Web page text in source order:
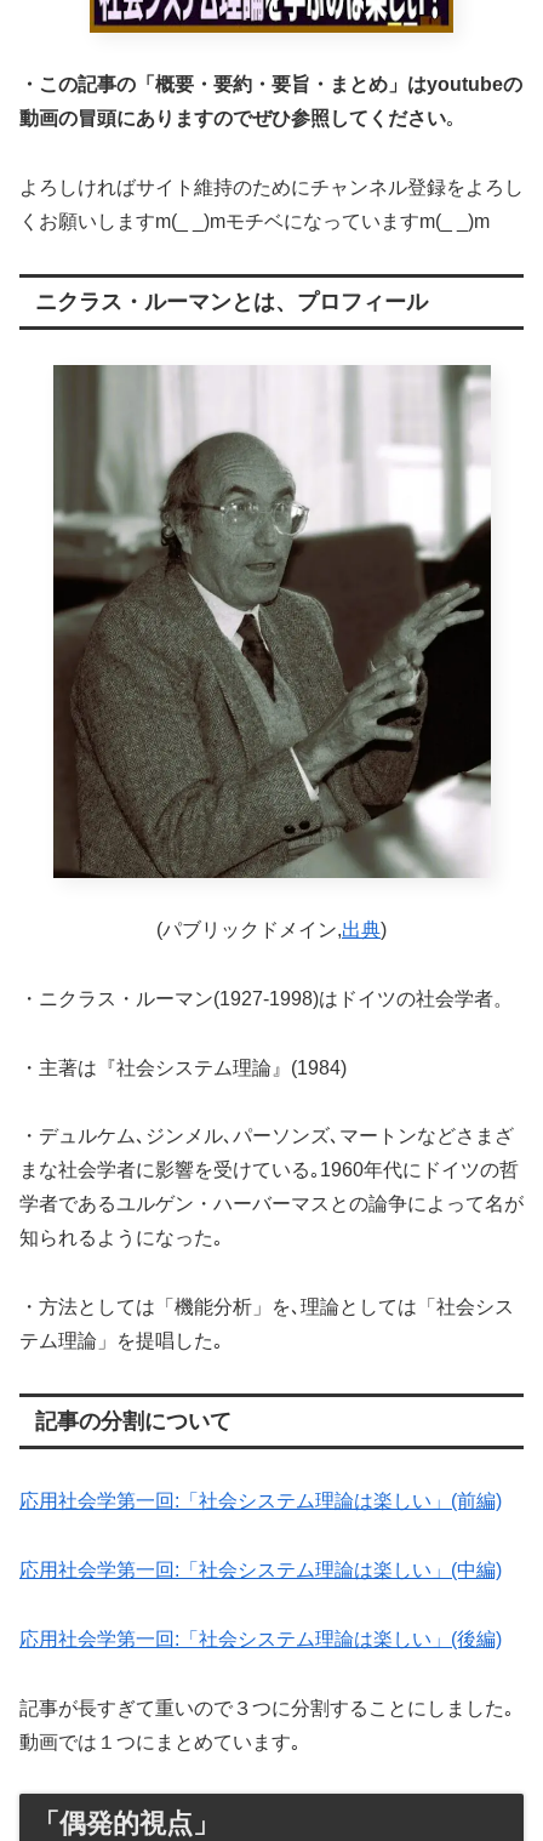
・この記事の「概要・要約・要旨・まとめ」はyoutubeの
動画の冒頭にありますのでぜひ参照してください｡
よろしければサイト維持のためにチャンネル登録をよろし
くお願いしますm(_ _)mモチベになっていますm(_ _)m
ニクラス・ルーマンとは、プロフィール
(パブリックドメイン,出典)
・ニクラス・ルーマン(1927-1998)はドイツの社会学者。
・主著は『社会システム理論』(1984)
・デュルケム､ジンメル､パーソンズ､マートンなどさまざ
まな社会学者に影響を受けている｡1960年代にドイツの哲
学者であるユルゲン・ハーバーマスとの論争によって名が
知られるようになった｡
・方法としては「機能分析」を､理論としては「社会シス
テム理論」を提唱した｡
記事の分割について
応用社会学第一回:「社会システム理論は楽しい」(前編)
応用社会学第一回:「社会システム理論は楽しい」(中編)
応用社会学第一回:「社会システム理論は楽しい」(後編)
記事が長すぎて重いので３つに分割することにしました｡
動画では１つにまとめています｡
「偶発的視点」